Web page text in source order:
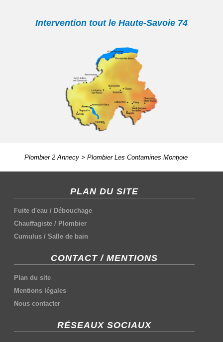
Intervention tout le Haute-Savoie 74
Plombier 2 Annecy> Plombier Les Contamines Montjoie
PLAN DU SITE
Fuite d'eau / Débouchage
Chauffagiste / Plombier
Cumulus /Salle de bain
CONTACT / MENTIONS
Plan du site
Mentions légales
Nous contacter
RÉSEAUX SOCIAUX